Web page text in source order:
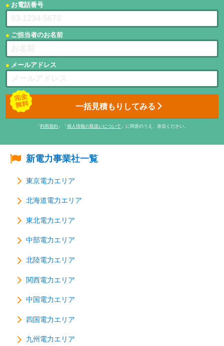
お電話番号
ご担当者のお名前
メールアドレス
一括見積もりしてみる
「 利用規約 」「 個人情報の取扱いについて 」に同意のうえ、送信ください。
新電力事業社一覧
東京電力エリア
北海道電力エリア
東北電力エリア
中部電力エリア
北陸電力エリア
関西電力エリア
中国電力エリア
四国電力エリア
九州電力エリア